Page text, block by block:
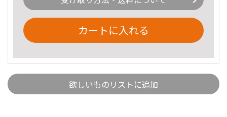
カートに入れる
欲しいものリストに追加